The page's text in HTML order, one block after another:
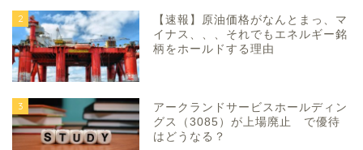
2
【速報】原油価格がなんとまっ、マ
イナス、、、それでもエネルギー銘
柄をホールドする理由
3
アークランドサービスホールディン
グス（3085）が上場廃止 で優待
はどうなる？